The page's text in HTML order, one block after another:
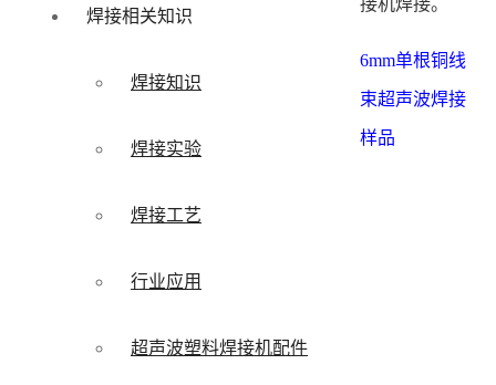
焊接相关知识
焊接知识
焊接实验
焊接工艺
行业应用
超声波塑料焊接机配件
6mm单根铜线
束超声波焊接
样品